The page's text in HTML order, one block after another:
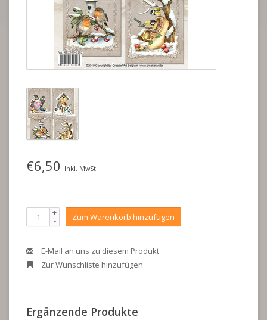
€6,50 Inkl. MwSt.
+
- Zum Warenkorb hinzufügen
E-Mail an uns zu diesem Produkt
Zur Wunschliste hinzufügen
Ergänzende Produkte